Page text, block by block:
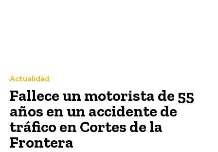
Actualidad
Fallece un motorista de 55
años en un accidente de
tráfico en Cortes de la
Frontera